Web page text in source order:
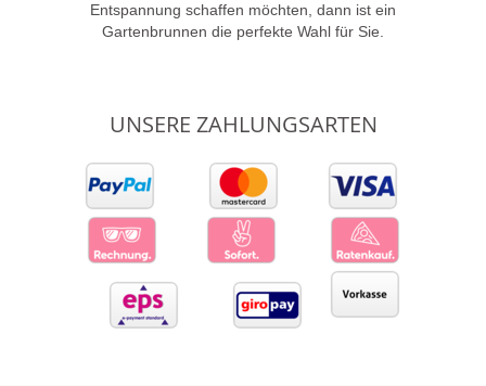
Entspannung schaffen möchten, dann ist ein
Gartenbrunnen die perfekte Wahl für Sie.
UNSERE ZAHLUNGSARTEN